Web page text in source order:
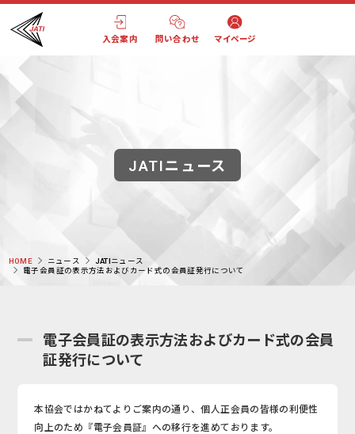
入会案内 問い合わせ マイページ
JATIニュース
HOME ニュース
JATIニュース
電子会員証の表示方法およびカード式の会員証発行について
電子会員証の表示方法およびカード式の会員
証発行について
本協会ではかねてよりご案内の通り、個人正会員の皆様の利便性
向上のため『電子会員証』への移行を進めております。